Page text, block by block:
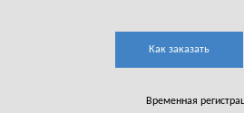
Как заказать
Временная